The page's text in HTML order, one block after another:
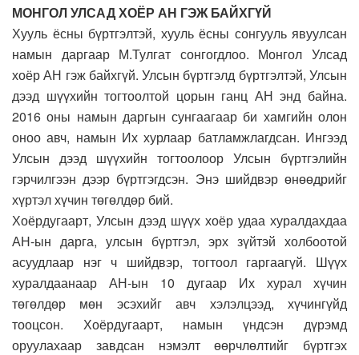
МОНГОЛ УЛСАД ХОЁР АН ГЭЖ БАЙХГҮЙ
Хууль ёсны бүртгэлтэй, хууль ёсны сонгууль явуулсан
намын даргаар М.Тулгат сонгогдлоо. Монгол Улсад
хоёр АН гэж байхгүй. Улсын бүртгэлд бүртгэлтэй, Улсын
дээд шүүхийн тогтоолтой цорын ганц АН энд байна.
2016 оны намын даргын сунгаагаар би хамгийн олон
оноо авч, намын Их хурлаар батламжлагдсан. Ингээд
Улсын дээд шүүхийн тогтоолоор Улсын бүртгэлийн
гэрчилгээн дээр бүртгэгдсэн. Энэ шийдвэр өнөөдрийг
хүртэл хүчин төгөлдөр бий.
Хоёрдугаарт, Улсын дээд шүүх хоёр удаа хуралдахдаа
АН-ын дарга, улсын бүртгэл, эрх зүйтэй холбоотой
асуудлаар нэг ч шийдвэр, тогтоол гаргаагүй. Шүүх
хуралдаанаар АН-ын 10 дугаар Их хурал хүчин
төгөлдөр мөн эсэхийг авч хэлэлцээд, хүчингүйд
тооцсон. Хоёрдугаарт, намын үндсэн дүрэмд
оруулахаар завдсан нэмэлт өөрчлөлтийг бүртгэх